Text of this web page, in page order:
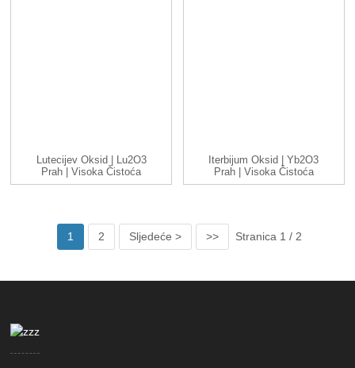
Lutecijev Oksid | Lu2O3
Prah | Visoka Čistoća
99....
Iterbijum Oksid | Yb2O3
Prah | Visoka Čistoća
99...
1 2 Sljedeće > >> Stranica 1 / 2